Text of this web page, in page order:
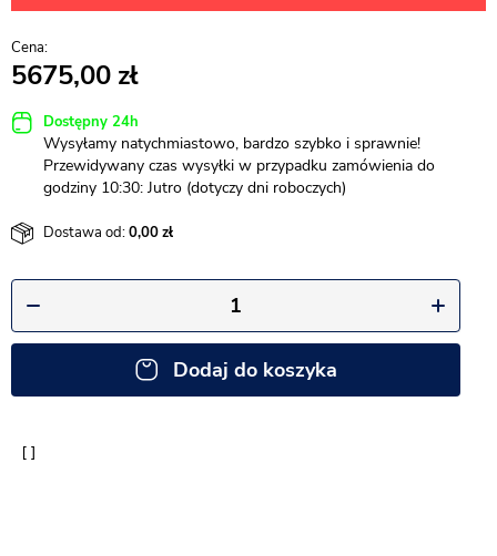
5675,00
Dostępny 24h
Wysyłamy natychmiastowo, bardzo szybko i sprawnie!
Przewidywany czas wysyłki w przypadku zamówienia do
godziny 10:30: Jutro (dotyczy dni roboczych)
Dostawa od:0,00
Dodaj do koszyka